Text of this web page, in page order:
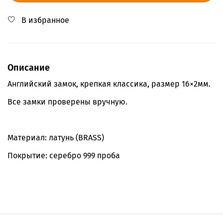
В избранное
Описание
Английский замок, крепкая классика, размер 16×2мм.
Все замки проверены вручную.
Материал: латунь (BRASS)
Покрытие: серебро 999 проба